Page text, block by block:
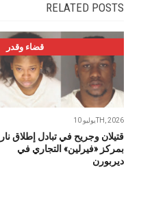
RELATED POSTS
قضاء وقدر
يوليو 10TH, 2026
قتيلان وجريح في تبادل إطلاق نار
بمركز «فيرلين» التجاري في
ديربورن